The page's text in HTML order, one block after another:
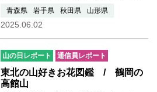
ウズイカ」さんからの「春のお花
図鑑」をお届けします。
guttatum は不思議な分布をするラ
ン…つづきを読む
青森県 岩手県 秋田県 山形県
2025.06.02
山の日レポート 通信員レポート
東北の山好きお花図鑑 / 鶴岡の
高館山